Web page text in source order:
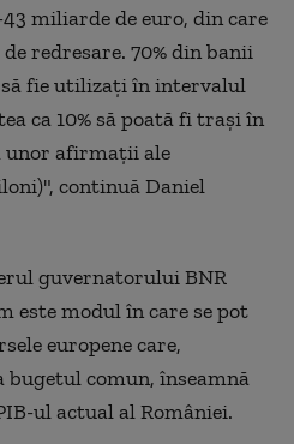
miliarde de euro, din care
redresare. 70% din banii
fie utilizaţi în intervalul
ca 10% să poată fi traşi în
unor afirmaţii ale
continuă Daniel
guvernatorului BNR
este modul în care se pot
europene care,
comun, înseamnă
ul actual al României.